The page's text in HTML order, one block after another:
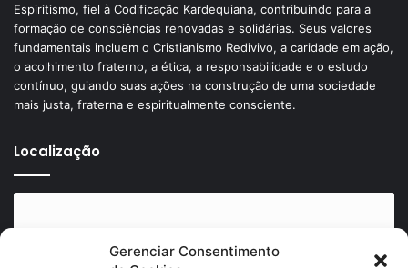
Gerenciar Consentimento
Espiritismo, fiel à Codificação Kardequiana, contribuindo para a
formação de consciências renovadas e solidárias. Seus valores
fundamentais incluem o Cristianismo Redivivo, a caridade em ação,
o acolhimento fraterno, a ética, a responsabilidade e o estudo
contínuo, guiando suas ações na construção de uma sociedade
mais justa, fraterna e espiritualmente consciente.
Localização